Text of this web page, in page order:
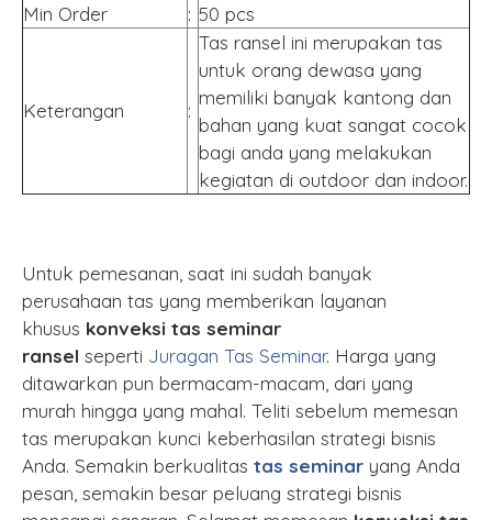
Min Order
: 50 pcs
Keterangan :
Tas ransel ini merupakan tas
untuk orang dewasa yang
memiliki banyak kantong dan
bahan yang kuat sangat cocok
bagi anda yang melakukan
kegiatan di outdoor dan indoor.
Untuk pemesanan, saat ini sudah banyak
perusahaan tas yang memberikan layanan
khusus konveksi tas seminar
ransel seperti Juragan Tas Seminar. Harga yang
ditawarkan pun bermacam-macam, dari yang
murah hingga yang mahal. Teliti sebelum memesan
tas merupakan kunci keberhasilan strategi bisnis
Anda. Semakin berkualitas tas seminar yang Anda
pesan, semakin besar peluang strategi bisnis